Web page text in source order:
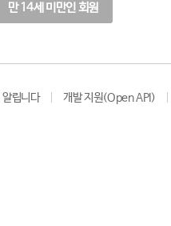
만 14세 미만인 회원
알립니다 개발 지원(Open API)